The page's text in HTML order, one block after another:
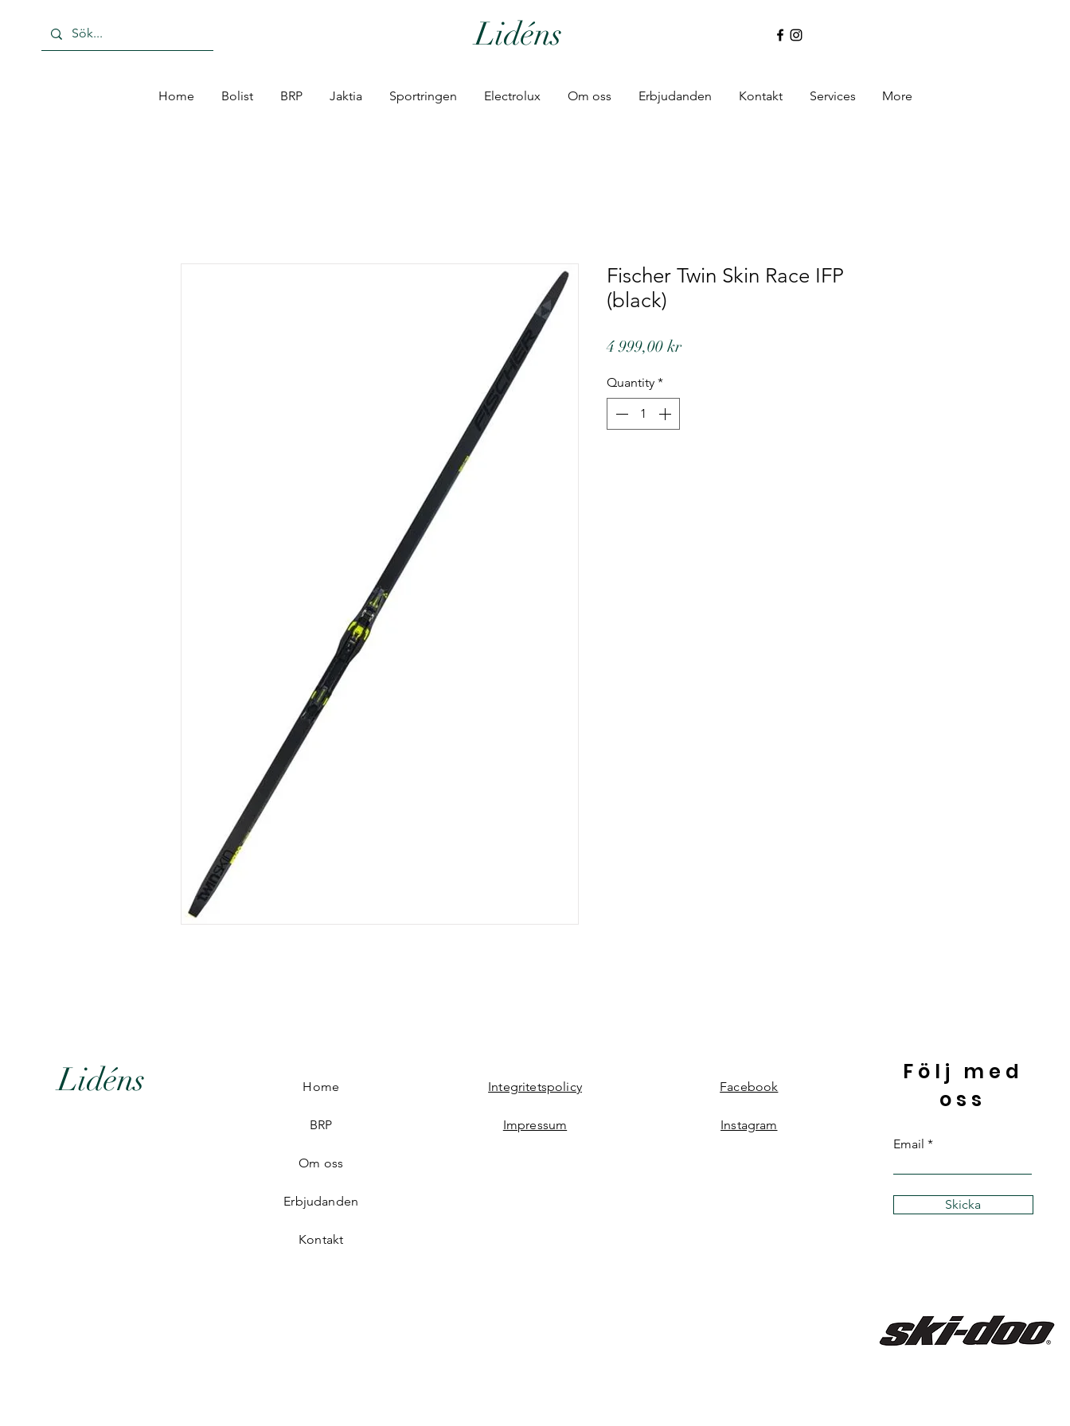
Lidéns
Home Bolist BRP Jaktia Sportringen Electrolux Om oss Erbjudanden Kontakt Services More
Fischer Twin Skin Race IFP
(black)
4 999,00 krPrice
Quantity *
Lidéns Home
BRP
Om oss
Erbjudanden
Kontakt
Integritetspolicy
Impressum
Facebook
Instagram
Följ med
oss
Email
Skicka